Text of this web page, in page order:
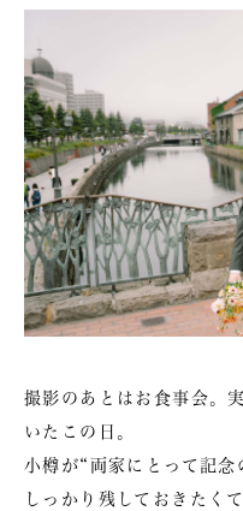
撮影のあとはお食事会。
いたこの日。
小樽が“両家にとって記
しっかり残しておきたく